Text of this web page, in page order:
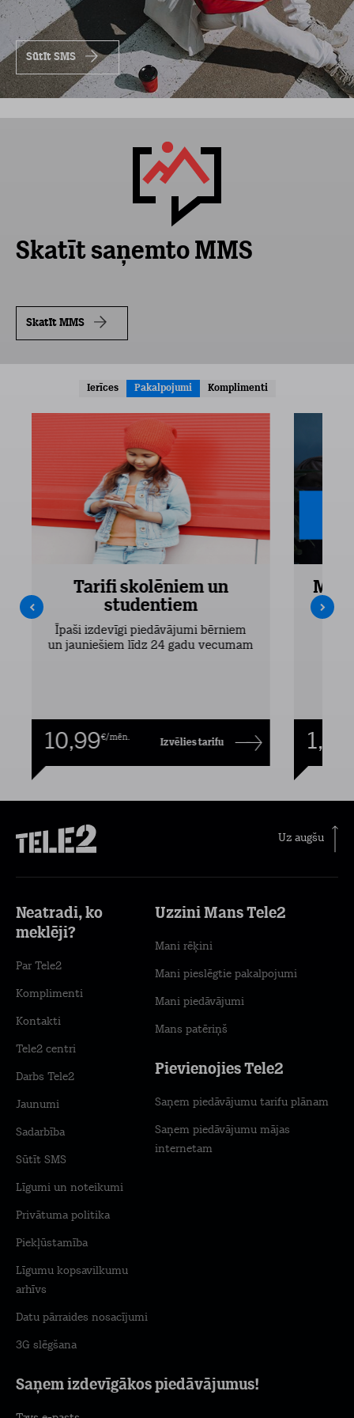
Sūtīt SMS
Skatīt saņemto MMS
Skatīt MMS
Ierīces Pakalpojumi Komplimenti
Tarifi skolēniem un
studentiem
Īpaši izdevīgi piedāvājumi bērniem
un jauniešiem līdz 24 gadu vecumam
10,99€/mēn. Izvēlies tarifu 1,00
Uz augšu
Saņem izdevīgākos piedāvājumus!
Neatradi, ko
meklēji?
Par Tele2
Komplimenti
Kontakti
Tele2 centri
Darbs Tele2
Jaunumi
Sadarbība
Sūtīt SMS
Līgumi un noteikumi
Privātuma politika
Piekļūstamība
Līgumu kopsavilkumu
arhīvs
Datu pārraides nosacījumi
3G slēgšana
Uzzini Mans Tele2
Mani rēķini
Mani pieslēgtie pakalpojumi
Mani piedāvājumi
Mans patēriņš
Pievienojies Tele2
Saņem piedāvājumu tarifu plānam
Saņem piedāvājumu mājas
internetam